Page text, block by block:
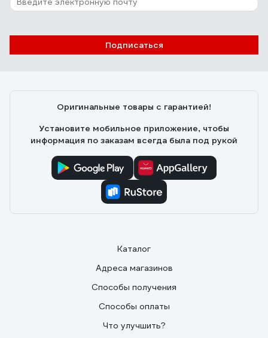
Подписаться
Оригинальные товары с гарантией!
Установите мобильное приложение, чтобы
информация по заказам всегда была под рукой
Каталог
Адреса магазинов
Способы получения
Способы оплаты
Что улучшить?